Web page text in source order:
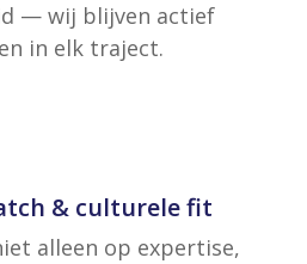
— wij blijven actief
in elk traject.
& culturele fit
alleen op expertise,